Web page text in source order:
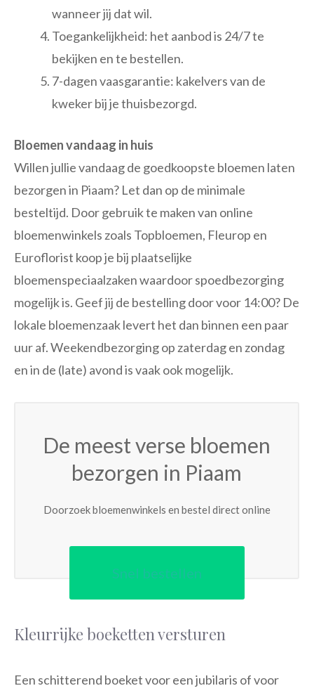
wanneer jij dat wil.
Toegankelijkheid: het aanbod is 24/7 te
bekijken en te bestellen.
7-dagen vaasgarantie: kakelvers van de
kweker bij je thuisbezorgd.
Bloemen vandaag in huis
Willen jullie vandaag de goedkoopste bloemen laten
bezorgen in Piaam? Let dan op de minimale
besteltijd. Door gebruik te maken van online
bloemenwinkels zoals Topbloemen, Fleurop en
Euroflorist koop je bij plaatselijke
bloemenspeciaalzaken waardoor spoedbezorging
mogelijk is. Geef jij de bestelling door voor 14:00? De
lokale bloemenzaak levert het dan binnen een paar
uur af. Weekendbezorging op zaterdag en zondag
en in de (late) avond is vaak ook mogelijk.
De meest verse bloemen
bezorgen in Piaam
Doorzoek bloemenwinkels en bestel direct online
Snel bestellen
Kleurrijke boeketten versturen
Een schitterend boeket voor een jubilaris of voor